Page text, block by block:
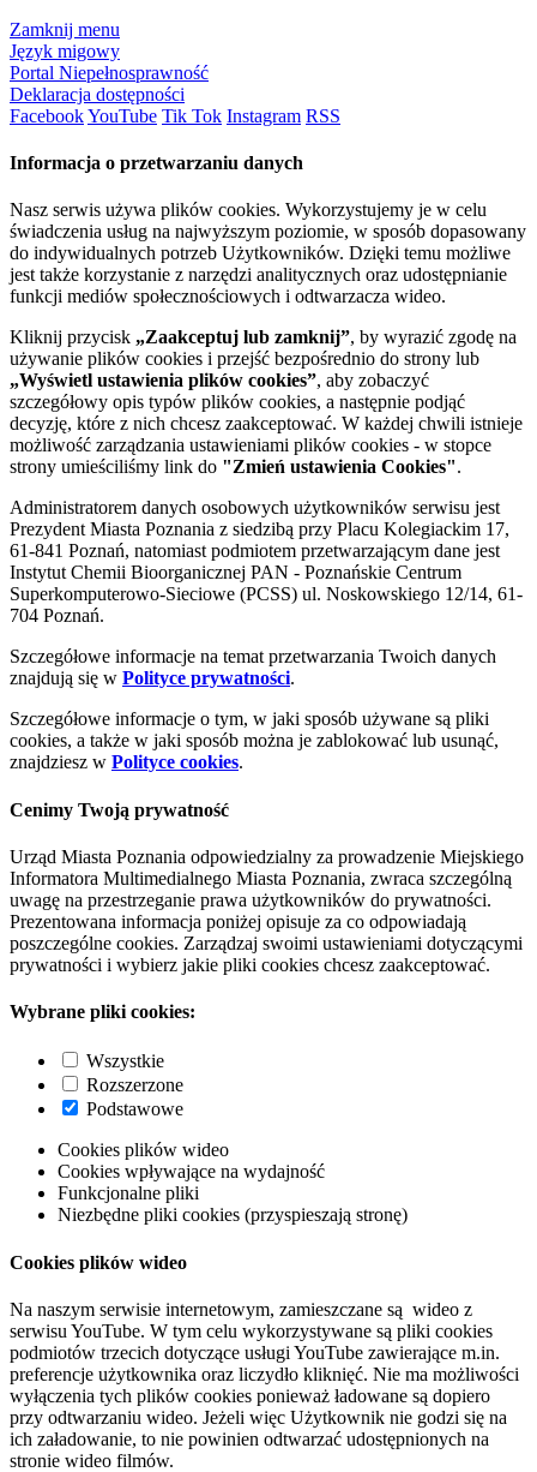
Zamknij menu
Język migowy
Portal Niepełnosprawność
Deklaracja dostępności
FacebookYouTube Tik Tok Instagram RSS
Informacja o przetwarzaniu danych
Nasz serwis używa plików cookies. Wykorzystujemy je w celu
świadczenia usług na najwyższym poziomie, w sposób dopasowany
do indywidualnych potrzeb Użytkowników. Dzięki temu możliwe
jest także korzystanie z narzędzi analitycznych oraz udostępnianie
funkcji mediów społecznościowych i odtwarzacza wideo.
Kliknij przycisk „Zaakceptuj lub zamknij”, by wyrazić zgodę na
używanie plików cookies i przejść bezpośrednio do strony lub
„Wyświetl ustawienia plików cookies”, aby zobaczyć
szczegółowy opis typów plików cookies, a następnie podjąć
decyzję, które z nich chcesz zaakceptować. W każdej chwili istnieje
możliwość zarządzania ustawieniami plików cookies - w stopce
strony umieściliśmy link do "Zmień ustawienia Cookies".
Administratorem danych osobowych użytkowników serwisu jest
Prezydent Miasta Poznania z siedzibą przy Placu Kolegiackim 17,
61-841 Poznań, natomiast podmiotem przetwarzającym dane jest
Instytut Chemii Bioorganicznej PAN - Poznańskie Centrum
Superkomputerowo-Sieciowe (PCSS) ul. Noskowskiego 12/14, 61-
704 Poznań.
Szczegółowe informacje na temat przetwarzania Twoich danych
znajdują się w Polityce prywatności.
Szczegółowe informacje o tym, w jaki sposób używane są pliki
cookies, a także w jaki sposób można je zablokować lub usunąć,
znajdziesz w Polityce cookies.
Cenimy Twoją prywatność
Urząd Miasta Poznania odpowiedzialny za prowadzenie Miejskiego
Informatora Multimedialnego Miasta Poznania, zwraca szczególną
uwagę na przestrzeganie prawa użytkowników do prywatności.
Prezentowana informacja poniżej opisuje za co odpowiadają
poszczególne cookies. Zarządzaj swoimi ustawieniami dotyczącymi
prywatności i wybierz jakie pliki cookies chcesz zaakceptować.
Wybrane pliki cookies:
Wszystkie
Rozszerzone
Podstawowe
Cookies plików wideo
Cookies wpływające na wydajność
Funkcjonalne pliki
Niezbędne pliki cookies (przyspieszają stronę)
Cookies plików wideo
Na naszym serwisie internetowym, zamieszczane są wideo z
serwisu YouTube. W tym celu wykorzystywane są pliki cookies
podmiotów trzecich dotyczące usługi YouTube zawierające m.in.
preferencje użytkownika oraz liczydło kliknięć. Nie ma możliwości
wyłączenia tych plików cookies ponieważ ładowane są dopiero
przy odtwarzaniu wideo. Jeżeli więc Użytkownik nie godzi się na
ich załadowanie, to nie powinien odtwarzać udostępnionych na
stronie wideo filmów.